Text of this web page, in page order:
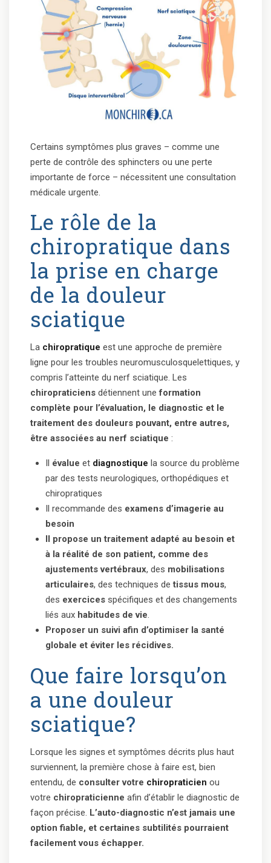
Certains symptômes plus graves – comme une
perte de contrôle des sphincters ou une perte
importante de force – nécessitent une consultation
médicale urgente.
Le rôle de la
chiropratique dans
la prise en charge
de la douleur
sciatique
La chiropratique est une approche de première
ligne pour les troubles neuromusculosquelettiques, y
compris l’atteinte du nerf sciatique. Les
chiropraticiens détiennent uneformation
complète pour l’évaluation, le diagnostic et le
traitement des douleurs pouvant, entre autres,
être associées au nerf sciatique :
Il évalue et diagnostique la source du problème
par des tests neurologiques, orthopédiques et
chiropratiques
Il recommande des examens d’imagerie au
besoin
Il propose un traitement adapté au besoin et
à la réalité de son patient, comme des
ajustements vertébraux, des mobilisations
articulaires, des techniques detissus mous,
des exercices spécifiques et des changements
liés aux habitudes de vie.
Proposer un suivi afin d’optimiser la santé
globale et éviter les récidives.
Que faire lorsqu’on
a une douleur
sciatique?
Lorsque les signes et symptômes décrits plus haut
surviennent, la première chose à faire est, bien
entendu, de consulter votre chiropraticien ou
votre chiropraticienne afin d’établir le diagnostic de
façon précise. L’auto-diagnostic n’est jamais une
option fiable, et certaines subtilités pourraient
facilement vous échapper.